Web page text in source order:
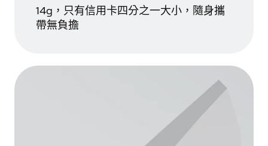
14g，只有信用卡四分之一大小，隨身攜
帶無負擔